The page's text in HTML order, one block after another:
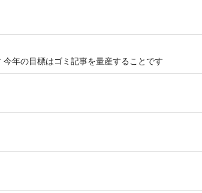
年の目標はゴミ記事を量産することです